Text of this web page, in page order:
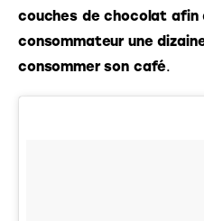
couches de chocolat afin
consommateur une
consommer son café.